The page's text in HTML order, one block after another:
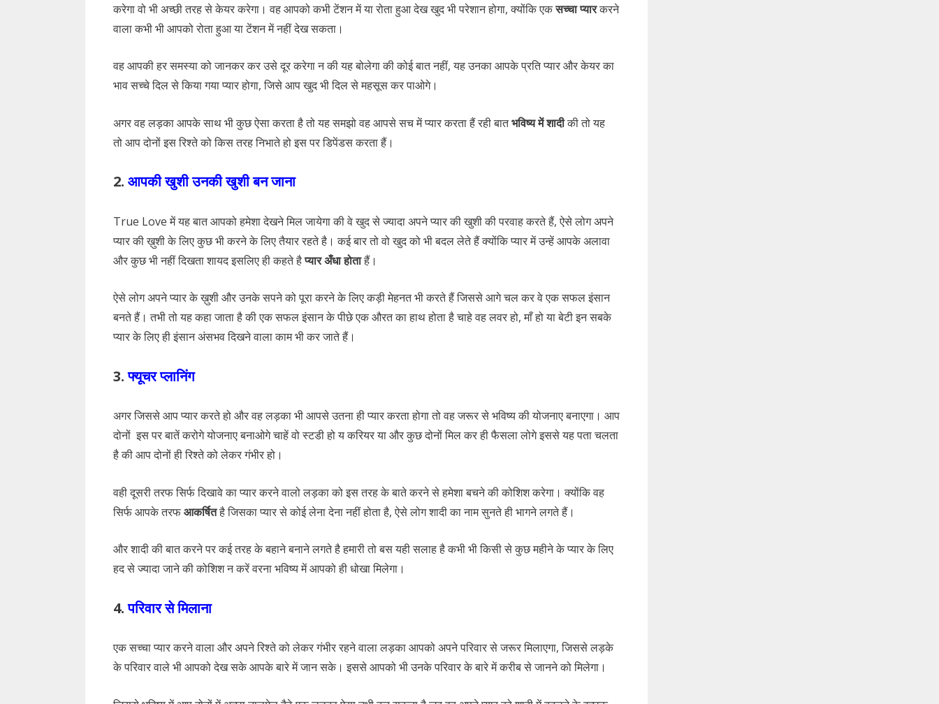
करेगा वो भी अच्छी तरह से केयर करेगा। वह आपको कभी टेंशन में या रोता हुआ देख खुद भी परेशान होगा, क्योंकि एकसच्चा प्यारकरने
वाला कभी भी आपको रोता हुआ या टेंशन में नहीं देख सकता।
वह आपकी हर समस्या को जानकर कर उसे दूर करेगा न की यह बोलेगा की कोई बात नहीं, यह उनका आपके प्रति प्यार और केयर का
भाव सच्चे दिल से किया गया प्यार होगा, जिसे आप खुद भी दिल से महसूस कर पाओगे।
अगर वह लड़का आपके साथ भी कुछ ऐसा करता है तो यह समझो वह आपसे सच में प्यार करता हैं रही बातभविष्य में शादीकी तो यह
तो आप दोनों इस रिश्ते को किस तरह निभाते हो इस पर डिपेंडस करता हैं।
2. आपकी खुशी उनकी खुशी बन जाना
True Love में यह बात आपको हमेशा देखने मिल जायेगा की वे खुद से ज्यादा अपने प्यार की खुशी की परवाह करते हैं, ऐसे लोग अपने
प्यार की ख़ुशी के लिए कुछ भी करने के लिए तैयार रहते है। कई बार तो वो खुद को भी बदल लेते हैं क्योंकि प्यार में उन्हें आपके अलावा
और कुछ भी नहीं दिखता शायद इसलिए ही कहते हैप्यार अँधा होताहैं।
ऐसे लोग अपने प्यार के ख़ुशी और उनके सपने को पूरा करने के लिए कड़ी मेहनत भी करते हैं जिससे आगे चल कर वे एक सफल इंसान
बनते हैं। तभी तो यह कहा जाता है की एक सफल इंसान के पीछे एक औरत का हाथ होता है चाहे वह लवर हो, माँ हो या बेटी इन सबके
प्यार के लिए ही इंसान अंसभव दिखने वाला काम भी कर जाते हैं।
3.फ्यूचर प्लानिंग
अगर जिससे आप प्यार करते हो और वह लड़का भी आपसे उतना ही प्यार करता होगा तो वह जरूर से भविष्य की योजनाए बनाएगा। आप
दोनों इस पर बातें करोगे योजनाए बनाओगे चाहें वो स्टडी हो य करियर या और कुछ दोनों मिल कर ही फैसला लोगे इससे यह पता चलता
है की आप दोनों ही रिश्ते को लेकर गंभीर हो।
वही दूसरी तरफ सिर्फ दिखावे का प्यार करने वालो लड़का को इस तरह के बाते करने से हमेशा बचने की कोशिश करेगा। क्योंकि वह
सिर्फ आपके तरफआकर्षितहै जिसका प्यार से कोई लेना देना नहीं होता है, ऐसे लोग शादी का नाम सुनते ही भागने लगते हैं।
और शादी की बात करने पर कई तरह के बहाने बनाने लगते है हमारी तो बस यही सलाह है कभी भी किसी से कुछ महीने के प्यार के लिए
हद से ज्यादा जाने की कोशिश न करें वरना भविष्य में आपको ही धोखा मिलेगा।
4.परिवार से मिलाना
एक सच्चा प्यार करने वाला और अपने रिश्ते को लेकर गंभीर रहने वाला लड़का आपको अपने परिवार से जरूर मिलाएगा, जिससे लड़के
के परिवार वाले भी आपको देख सके आपके बारे में जान सके। इससे आपको भी उनके परिवार के बारे में करीब से जानने को मिलेगा।